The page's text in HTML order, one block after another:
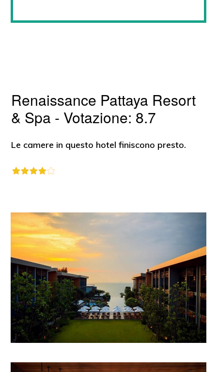
Renaissance Pattaya Resort
& Spa - Votazione: 8.7
Le camere in questo hotel finiscono presto.